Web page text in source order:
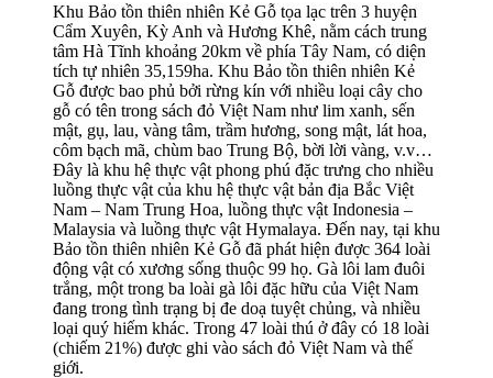
Khu Bảo tồn thiên nhiên Kẻ Gỗ tọa lạc trên 3 huyện
Cẩm Xuyên, Kỳ Anh và Hương Khê, nằm cách trung
tâm Hà Tĩnh khoảng 20km về phía Tây Nam, có diện
tích tự nhiên 35,159ha. Khu Bảo tồn thiên nhiên Kẻ
Gỗ được bao phủ bởi rừng kín với nhiều loại cây cho
gỗ có tên trong sách đỏ Việt Nam như lim xanh, sến
mật, gụ, lau, vàng tâm, trầm hương, song mật, lát hoa,
côm bạch mã, chùm bao Trung Bộ, bời lời vàng, v.v…
Đây là khu hệ thực vật phong phú đặc trưng cho nhiều
luồng thực vật của khu hệ thực vật bản địa Bắc Việt
Nam – Nam Trung Hoa, luồng thực vật Indonesia –
Malaysia và luồng thực vật Hymalaya. Đến nay, tại khu
Bảo tồn thiên nhiên Kẻ Gỗ đã phát hiện được 364 loài
động vật có xương sống thuộc 99 họ. Gà lôi lam đuôi
trắng, một trong ba loài gà lôi đặc hữu của Việt Nam
đang trong tình trạng bị đe doạ tuyệt chủng, và nhiều
loại quý hiếm khác. Trong 47 loài thú ở đây có 18 loài
(chiếm 21%) được ghi vào sách đỏ Việt Nam và thế
giới.